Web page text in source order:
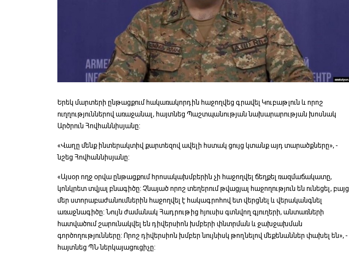
Երեկ մարտերի ընթացքում հակառակորդին հաջողվեց գրավել Կուբաթլուն և որոշ
ուղղություններով առաջանալ, հայտնեց Պաշտպանության նախարարության խոսնակ
Արծրուն Հովհաննիսյանը:
«Վաղը մենք ինտերակտիվ քարտեզով ավելի հստակ ցույց կտանք այդ տարածքները», -
նշեց Հովհաննիսյանը:
«Այսօր ողջ օրվա ընթացքում հրոսակախմբերին չի հաջողվել ճեղքել ռազմաճակատը,
կոնկրետ տվյալ բնագիծը: Չնայած որոշ տեղերում թվացյալ հաջողություն են ունեցել, բայց
մեր ստորաբաժանումներին հաջողվել է հակագրոհով ետ վերցնել և վերականգնել
առաջնագիծը: Նույն ժամանակ Հադրութից հյուսիս գտնվող գյուղերի, անտառների
հատվածում շարունակվել են դիվերսիոն խմբերի փնտրման և ջախջախման
գործողությունները: Որոշ դիվերսիոն խմբեր նույնիսկ թողնելով մեքենաններ փախել են», -
հայտնեց ՊՆ ներկայացուցիչը: